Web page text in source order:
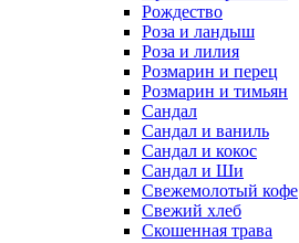
Рождество
Роза и ландыш
Роза и лилия
Розмарин и перец
Розмарин и тимьян
Сандал
Сандал и ваниль
Сандал и кокос
Сандал и Ши
Свежемолотый кофе
Свежий хлеб
Скошенная трава